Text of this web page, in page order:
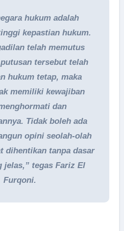
hukum adalah
kepastian hukum.
telah memutus
tersebut telah
hukum tetap, maka
memiliki kewajiban
dan
Tidak boleh ada
opini seolah-olah
dihentikan tanpa dasar
jelas,” tegas Fariz El
Furqoni.